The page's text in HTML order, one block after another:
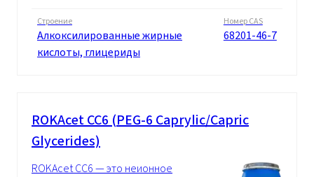
Строение
Алкоксилированные жирные
кислоты, глицериды
Номер CAS
68201-46-7
ROKAcet CC6 (PEG-6 Caprylic/Capric
Glycerides)
ROKAcet CC6 — это неионное